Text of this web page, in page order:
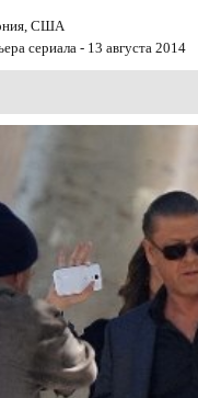
США
сериала - 13 августа 2014